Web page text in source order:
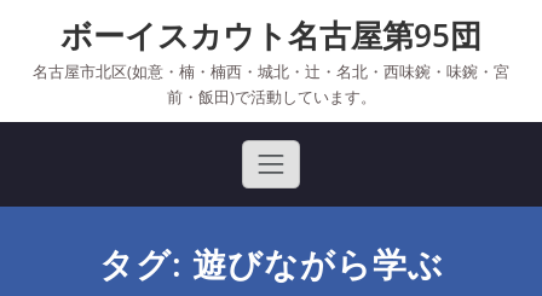
content
ボーイスカウト名古屋第95団
名古屋市北区(如意・楠・楠西・城北・辻・名北・西味鋺・味鋺・宮
前・飯田)で活動しています。
タグ: 遊びながら学ぶ